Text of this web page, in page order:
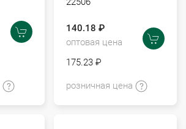
140.18 ₽
оптовая цена
175.23 ₽
розничная цена